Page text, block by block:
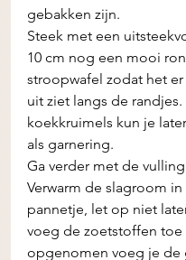
gebakken zijn.
Steek met een
10 cm nog een mooi
stroopwafel zodat het
uit ziet langs de randjes.
koekkruimels kun je
als garnering.
Ga verder met de
Verwarm de slagroom in
pannetje, let op niet
voeg de zoetstoffen toe
opgenomen voeg je de